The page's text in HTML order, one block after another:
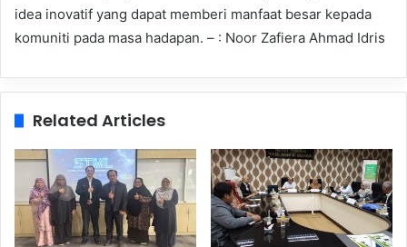
idea inovatif yang dapat memberi manfaat besar kepada
komuniti pada masa hadapan. – : Noor Zafiera Ahmad Idris
Related Articles